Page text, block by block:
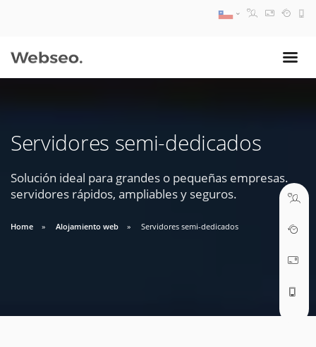
Servidores semi-dedicados
Solución ideal para grandes o pequeñas empresas.
servidores rápidos, ampliables y seguros.
Home Alojamiento web Servidores semi-dedicados
09:30 AM A 18:30 PM
soporte@webseo.cl